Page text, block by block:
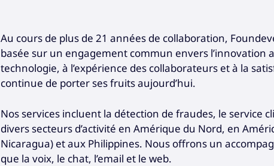
Au cours de plus de 21 années de collaboration,
basée sur un engagement commun envers l’innovation
technologie, à l’expérience des collaborateurs et à la
continue de porter ses fruits aujourd’hui.
Nos services incluent la détection de fraudes, le service
divers secteurs d’activité en Amérique du Nord, en
Nicaragua) et aux Philippines. Nous offrons un
que la voix, le chat, l’email et le web.